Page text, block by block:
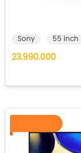
Sony 55 inch
23.990.000